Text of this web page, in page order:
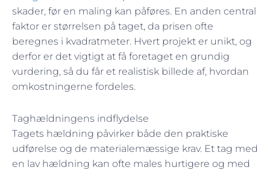
skader, før en maling kan påføres. En anden central
faktor er størrelsen på taget, da prisen ofte
beregnes i kvadratmeter. Hvert projekt er unikt, og
derfor er det vigtigt at få foretaget en grundig
vurdering, så du får et realistisk billede af, hvordan
omkostningerne fordeles.
Taghældningens indflydelse
Tagets hældning påvirker både den praktiske
udførelse og de materialemæssige krav. Et tag med
en lav hældning kan ofte males hurtigere og med